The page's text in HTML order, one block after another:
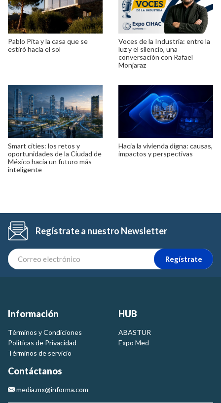
Pablo Pita y la casa que se
estiró hacia el sol
Voces de la Industria: entre la
luz y el silencio, una
conversación con Rafael
Monjaraz
Smart cities: los retos y
oportunidades de la Ciudad de
México hacia un futuro más
inteligente
Hacia la vivienda digna: causas,
impactos y perspectivas
Regístrate a nuestro Newsletter
Regístrate
Información
Términos y Condiciones
Politicas de Privacidad
Términos de servicio
HUB
ABASTUR
Expo Med
Contáctanos
media.mx@informa.com